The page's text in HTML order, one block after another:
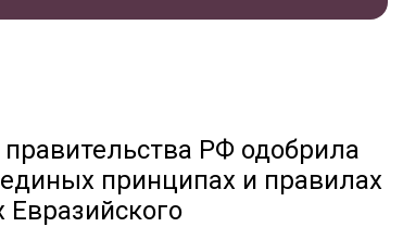
РФ одобрила
принципах и правилах